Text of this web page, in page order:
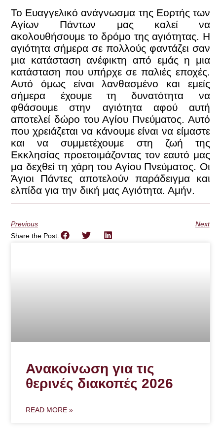
Το Ευαγγελικό ανάγνωσμα της Εορτής των
Αγίων Πάντων μας καλεί να
ακολουθήσουμε το δρόμο της αγιότητας. Η
αγιότητα σήμερα σε πολλούς φαντάζει σαν
μια κατάσταση ανέφικτη από εμάς η μια
κατάσταση που υπήρχε σε παλιές εποχές.
Αυτό όμως είναι λανθασμένο και εμείς
σήμερα έχουμε τη δυνατότητα να
φθάσουμε στην αγιότητα αφού αυτή
αποτελεί δώρο του Αγίου Πνεύματος. Αυτό
που χρειάζεται να κάνουμε είναι να είμαστε
και να συμμετέχουμε στη ζωή της
Εκκλησίας προετοιμάζοντας τον εαυτό μας
μα δεχθεί τη χάρη του Αγίου Πνεύματος. Οι
Άγιοι Πάντες αποτελούν παράδειγμα και
ελπίδα για την δική μας Αγιότητα. Αμήν.
Previous
Next
Share the Post:
Ανακοίνωση για τις
θερινές διακοπές 2026
READ MORE »